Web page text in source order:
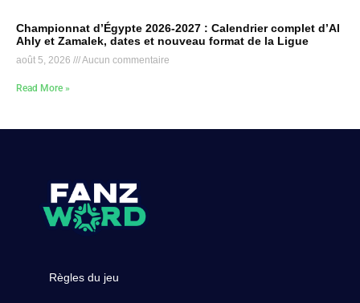
Championnat d’Égypte 2026-2027 : Calendrier complet d’Al
Ahly et Zamalek, dates et nouveau format de la Ligue
août 5, 2026 Aucun commentaire
Read More »
Règles du jeu